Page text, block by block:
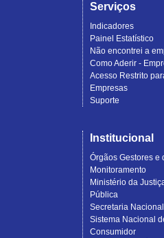
Serviços
Indicadores
Painel Estatístico
Não encontrei a
Como Aderir -
Acesso Restrito
Empresas
Suporte
Institucional
Órgãos Gestores e
Monitoramento
Ministério da
Pública
Secretaria
Sistema Nacional
Consumidor